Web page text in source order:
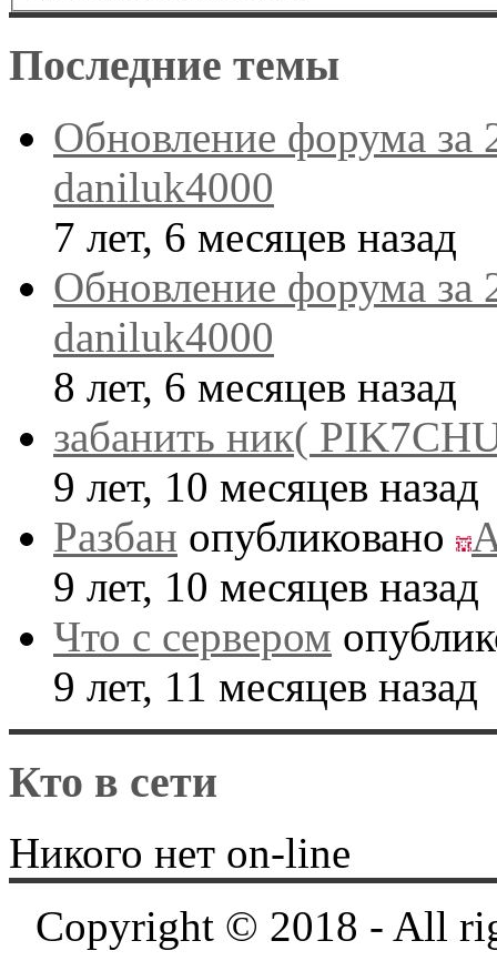
Последние темы
Обновление форума за
daniluk4000
7 лет, 6 месяцев назад
Обновление форума за
daniluk4000
8 лет, 6 месяцев назад
забанить ник(
9 лет, 10 месяцев назад
Разбан опубликовано
9 лет, 10 месяцев назад
Что с сервером
9 лет, 11 месяцев назад
Кто в сети
Никого нет on-line
Copyright © 2018 - All